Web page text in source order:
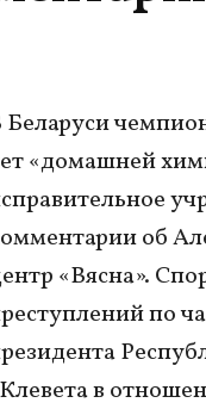
Беларуси
«домашней
об
«Вясна».
по
в